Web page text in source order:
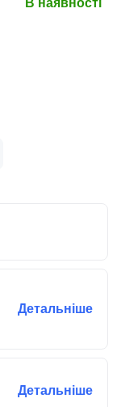
В наявності
Детальніше
Детальніше